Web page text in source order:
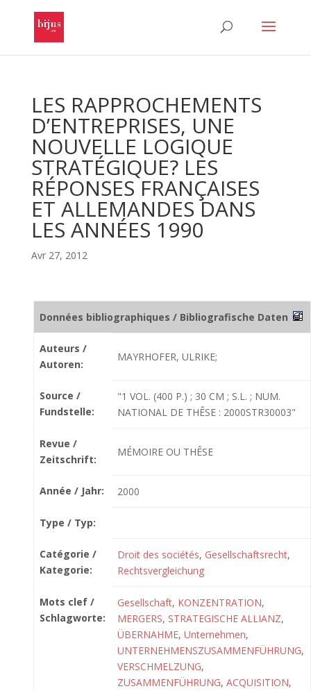
LES RAPPROCHEMENTS
D’ENTREPRISES, UNE
NOUVELLE LOGIQUE
STRATÉGIQUE? LES
RÉPONSES FRANÇAISES
ET ALLEMANDES DANS
LES ANNÉES 1990
Avr 27, 2012
Données bibliographiques / Bibliografische Daten
Auteurs /
Autoren:
MAYRHOFER, ULRIKE;
Source /
Fundstelle:
"1 VOL. (400 P.) ; 30 CM ; S.L. ; NUM.
NATIONAL DE THÊSE : 2000STR30003"
Revue /
Zeitschrift:
MÉMOIRE OU THÊSE
Année / Jahr: 2000
Type / Typ:
Catégorie /
Kategorie:
Droit des sociétés, Gesellschaftsrecht,
Rechtsvergleichung
Mots clef /
Schlagworte:
Gesellschaft, KONZENTRATION,
MERGERS, STRATEGISCHE ALLIANZ,
ÜBERNAHME, Unternehmen,
UNTERNEHMENSZUSAMMENFÜHRUNG,
VERSCHMELZUNG,
ZUSAMMENFÜHRUNG, ACQUISITION,